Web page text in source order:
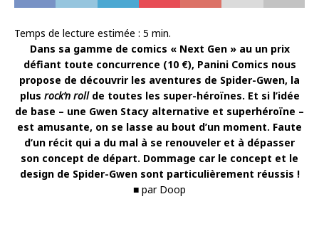
Temps de lecture estimée : 5 min.
Dans sa gamme de comics « Next Gen » au un prix
défiant toute concurrence (10 €), Panini Comics nous
propose de découvrir les aventures de Spider-Gwen, la
plus rock’n rollde toutes les super-héroïnes. Et si l’idée
de base – une Gwen Stacy alternative et superhéroïne –
est amusante, on se lasse au bout d’un moment. Faute
d’un récit qui a du mal à se renouveler et à dépasser
son concept de départ. Dommage car le concept et le
design de Spider-Gwen sont particulièrement réussis !
■ par Doop